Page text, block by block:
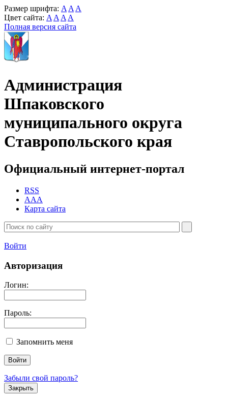
Размер шрифта: A A A
Цвет сайта: A A A A
Полная версия сайта
Администрация
Шпаковского
муниципального округа
Ставропольского края
Официальный интернет-портал
RSS
AAA
Карта сайта
Войти
Авторизация
Логин:
Пароль:
Запомнить меня
Забыли свой пароль?
Закрыть